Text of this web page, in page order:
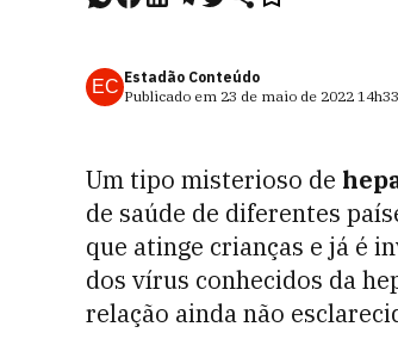
EC Estadão Conteúdo
Publicado em 23 de maio de 2022 14h33
Um tipo misterioso de
de saúde de diferentes
que atinge crianças e já é
dos vírus conhecidos da
relação ainda não